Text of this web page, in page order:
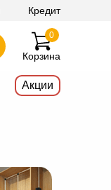
Кредит
Корзина
0
Акции